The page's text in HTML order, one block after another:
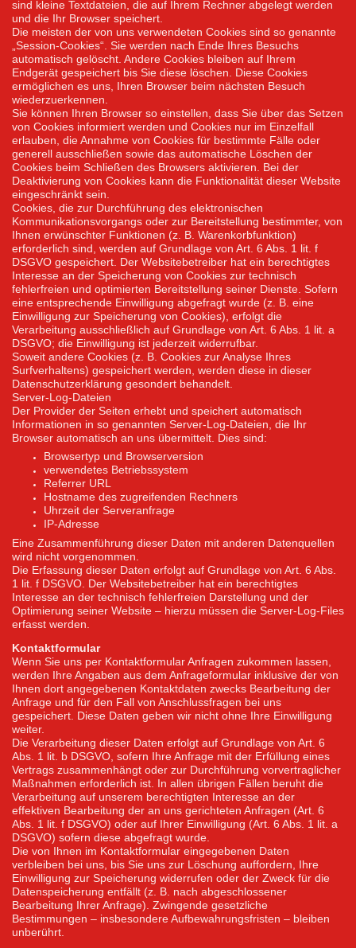
sind kleine Textdateien, die auf Ihrem Rechner abgelegt werden
und die Ihr Browser speichert.
Die meisten der von uns verwendeten Cookies sind so genannte
„Session-Cookies“. Sie werden nach Ende Ihres Besuchs
automatisch gelöscht. Andere Cookies bleiben auf Ihrem
Endgerät gespeichert bis Sie diese löschen. Diese Cookies
ermöglichen es uns, Ihren Browser beim nächsten Besuch
wiederzuerkennen.
Sie können Ihren Browser so einstellen, dass Sie über das Setzen
von Cookies informiert werden und Cookies nur im Einzelfall
erlauben, die Annahme von Cookies für bestimmte Fälle oder
generell ausschließen sowie das automatische Löschen der
Cookies beim Schließen des Browsers aktivieren. Bei der
Deaktivierung von Cookies kann die Funktionalität dieser Website
eingeschränkt sein.
Cookies, die zur Durchführung des elektronischen
Kommunikationsvorgangs oder zur Bereitstellung bestimmter, von
Ihnen erwünschter Funktionen (z. B. Warenkorbfunktion)
erforderlich sind, werden auf Grundlage von Art. 6 Abs. 1 lit. f
DSGVO gespeichert. Der Websitebetreiber hat ein berechtigtes
Interesse an der Speicherung von Cookies zur technisch
fehlerfreien und optimierten Bereitstellung seiner Dienste. Sofern
eine entsprechende Einwilligung abgefragt wurde (z. B. eine
Einwilligung zur Speicherung von Cookies), erfolgt die
Verarbeitung ausschließlich auf Grundlage von Art. 6 Abs. 1 lit. a
DSGVO; die Einwilligung ist jederzeit widerrufbar.
Soweit andere Cookies (z. B. Cookies zur Analyse Ihres
Surfverhaltens) gespeichert werden, werden diese in dieser
Datenschutzerklärung gesondert behandelt.
Server-Log-Dateien
Der Provider der Seiten erhebt und speichert automatisch
Informationen in so genannten Server-Log-Dateien, die Ihr
Browser automatisch an uns übermittelt. Dies sind:
Browsertyp und Browserversion
verwendetes Betriebssystem
Referrer URL
Hostname des zugreifenden Rechners
Uhrzeit der Serveranfrage
IP-Adresse
Eine Zusammenführung dieser Daten mit anderen Datenquellen
wird nicht vorgenommen.
Die Erfassung dieser Daten erfolgt auf Grundlage von Art. 6 Abs.
1 lit. f DSGVO. Der Websitebetreiber hat ein berechtigtes
Interesse an der technisch fehlerfreien Darstellung und der
Optimierung seiner Website – hierzu müssen die Server-Log-Files
erfasst werden.
Kontaktformular
Wenn Sie uns per Kontaktformular Anfragen zukommen lassen,
werden Ihre Angaben aus dem Anfrageformular inklusive der von
Ihnen dort angegebenen Kontaktdaten zwecks Bearbeitung der
Anfrage und für den Fall von Anschlussfragen bei uns
gespeichert. Diese Daten geben wir nicht ohne Ihre Einwilligung
weiter.
Die Verarbeitung dieser Daten erfolgt auf Grundlage von Art. 6
Abs. 1 lit. b DSGVO, sofern Ihre Anfrage mit der Erfüllung eines
Vertrags zusammenhängt oder zur Durchführung vorvertraglicher
Maßnahmen erforderlich ist. In allen übrigen Fällen beruht die
Verarbeitung auf unserem berechtigten Interesse an der
effektiven Bearbeitung der an uns gerichteten Anfragen (Art. 6
Abs. 1 lit. f DSGVO) oder auf Ihrer Einwilligung (Art. 6 Abs. 1 lit. a
DSGVO) sofern diese abgefragt wurde.
Die von Ihnen im Kontaktformular eingegebenen Daten
verbleiben bei uns, bis Sie uns zur Löschung auffordern, Ihre
Einwilligung zur Speicherung widerrufen oder der Zweck für die
Datenspeicherung entfällt (z. B. nach abgeschlossener
Bearbeitung Ihrer Anfrage). Zwingende gesetzliche
Bestimmungen – insbesondere Aufbewahrungsfristen – bleiben
unberührt.